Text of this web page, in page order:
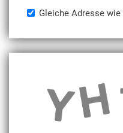
Gleiche Adresse